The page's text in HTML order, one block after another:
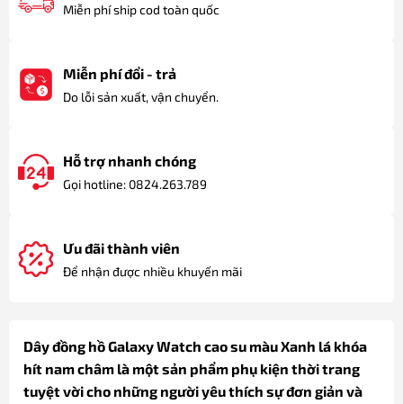
Miễn phí ship cod toàn quốc
Miễn phí đổi - trả
Do lỗi sản xuất, vận chuyển.
Hỗ trợ nhanh chóng
Gọi hotline: 0824.263.789
Ưu đãi thành viên
Để nhận được nhiều khuyến mãi
Dây đồng hồ Galaxy Watch cao su màu Xanh lá khóa
hít nam châm là một sản phẩm phụ kiện thời trang
tuyệt vời cho những người yêu thích sự đơn giản và